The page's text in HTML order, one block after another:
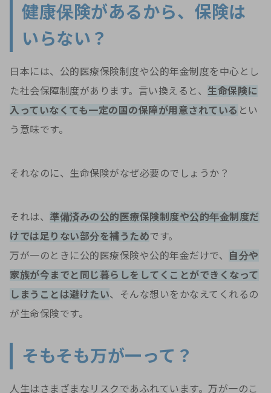
健康保険があるから、保険は
いらない？
日本には、公的医療保険制度や公的年金制度を中心とし
た社会保障制度があります。言い換えると、 生命保険に
入っていなくても一定の国の保障が用意されている とい
う意味です。
それなのに、生命保険がなぜ必要のでしょうか？
それは、 準備済みの公的医療保険制度や公的年金制度だ
けでは足りない部分を補うためです。
万が一のときに公的医療保険や公的年金だけで、 自分や
家族が今までと同じ暮らしをしてくことができくなって
しまうことは避けたい、そんな想いをかなえてくれるの
が生命保険です。
そもそも万が一って？
人生はさまざまなリスクであふれています。万が一のこ